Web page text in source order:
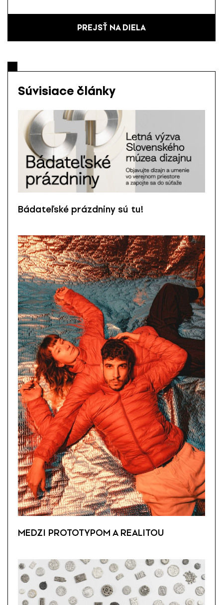
PREJSŤ NA DIELA
Súvisiace články
Bádateľské prázdniny sú tu!
MEDZI PROTOTYPOM A REALITOU